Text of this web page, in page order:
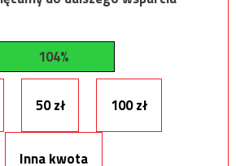
104%
50 zł 100 zł
Inna kwota